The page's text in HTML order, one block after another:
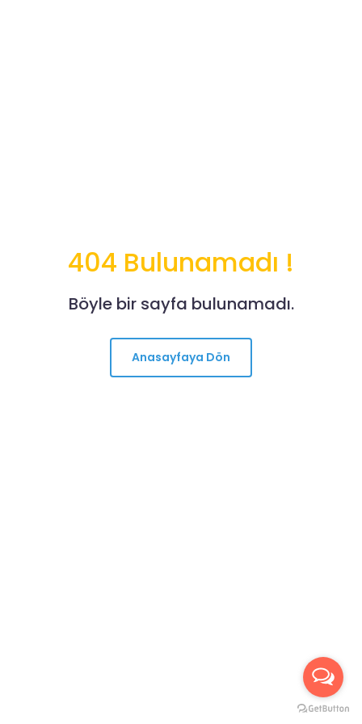
404 Bulunamadı !
Böyle bir sayfa bulunamadı.
Anasayfaya Dön